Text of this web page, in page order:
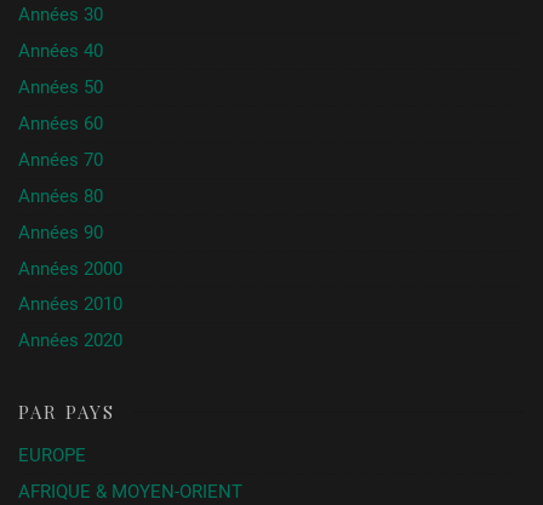
Années 30
Années 40
Années 50
Années 60
Années 70
Années 80
Années 90
Années 2000
Années 2010
Années 2020
PAR PAYS
EUROPE
AFRIQUE & MOYEN-ORIENT